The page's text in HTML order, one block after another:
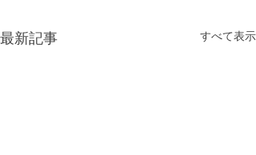
最新記事 すべて表示